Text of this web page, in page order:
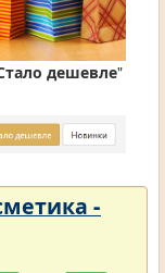
дешевле"
-